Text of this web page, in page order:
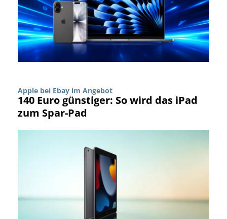
Apple bei Ebay im Angebot
140 Euro günstiger: So wird das iPad
zum Spar-Pad